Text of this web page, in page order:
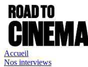
Accueil
Nos interviews